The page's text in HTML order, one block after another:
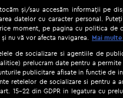
Gestionați
și/sau accesăm informații pe
datelor cu caracter personal.
moment, pe pagina cu politica de
nu vă vor afecta navigarea.
Mai
de socializare si agentiile de
prelucram date pentru a
publicitare afisate in functie de
retelelor de socializare si pentru a
15-22 din GDPR in legatura cu